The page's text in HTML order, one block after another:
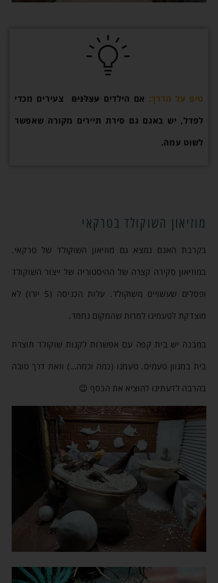
טיפ על הדרך: אם הילדים עצלנים צעירים מכדי
לפדל, יש באגם גם סירת תיירים מקורה שאפשר
לשוט עמה.
מוזיאון השוקולד בטרקאי
בקרבת האגם נמצא גם מוזיאון השוקולד של טרקאי.
במוזיאון סקירה קצרה של ההיסטוריה של ייצור השוקולד
ופסלים שעשויים משוקולד. עלות הכניסה (5 יורו) לא
מוצדקת לטעמינו למרות שהמקום נחמד.
במבנה יש בית קפה עם אפשרות לקנות שוקולד תוצרת
בית במגוון טעמים. טעמנו (כמה וכמה…) וזאת דרך טובה
בהרבה לדעתינו להוציא את הכסף 😉